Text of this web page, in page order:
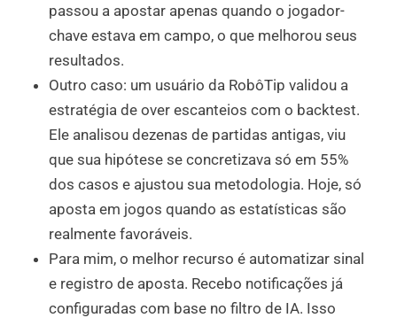
passou a apostar apenas quando o jogador-
chave estava em campo, o que melhorou seus
resultados.
Outro caso: um usuário da RobôTip validou a
estratégia de over escanteios com o backtest.
Ele analisou dezenas de partidas antigas, viu
que sua hipótese se concretizava só em 55%
dos casos e ajustou sua metodologia. Hoje, só
aposta em jogos quando as estatísticas são
realmente favoráveis.
Para mim, o melhor recurso é automatizar sinal
e registro de aposta. Recebo notificações já
configuradas com base no filtro de IA. Isso